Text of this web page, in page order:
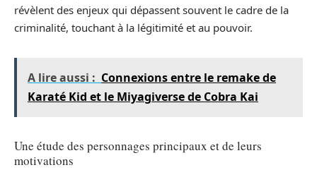
révèlent des enjeux qui dépassent souvent le cadre de la
criminalité, touchant à la légitimité et au pouvoir.
A lire aussi : Connexions entre le remake de
Karaté Kid et le Miyagiverse de Cobra Kai
Une étude des personnages principaux et de leurs
motivations